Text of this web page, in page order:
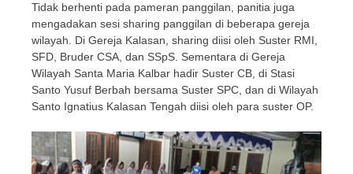
Tidak berhenti pada pameran panggilan, panitia juga
mengadakan sesi sharing panggilan di beberapa gereja
wilayah. Di Gereja Kalasan, sharing diisi oleh Suster RMI,
SFD, Bruder CSA, dan SSpS. Sementara di Gereja
Wilayah Santa Maria Kalbar hadir Suster CB, di Stasi
Santo Yusuf Berbah bersama Suster SPC, dan di Wilayah
Santo Ignatius Kalasan Tengah diisi oleh para suster OP.